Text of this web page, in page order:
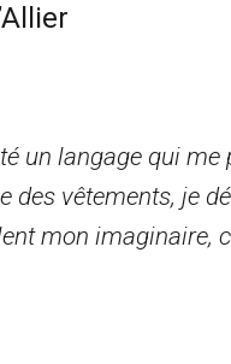
un langage qui
des vêtements, je
mon imaginaire,